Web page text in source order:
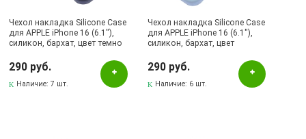
Бренд
Bacas
Чехол накладка Silicone Case
для APPLE iPhone 16 (6.1"),
силикон, бархат, цвет темно
290 руб.
Наличие:7 шт.
Чехол накладка Silicone Case
для APPLE iPhone 16 (6.1"),
силикон, бархат, цвет
290 руб.
Наличие: 6 шт.